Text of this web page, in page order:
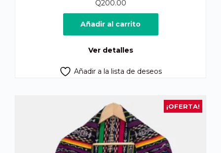
Q200.00
Añadir al carrito
Ver detalles
Añadir a la lista de deseos
¡OFERTA!